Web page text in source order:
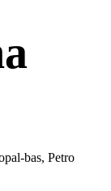
bas, Petro